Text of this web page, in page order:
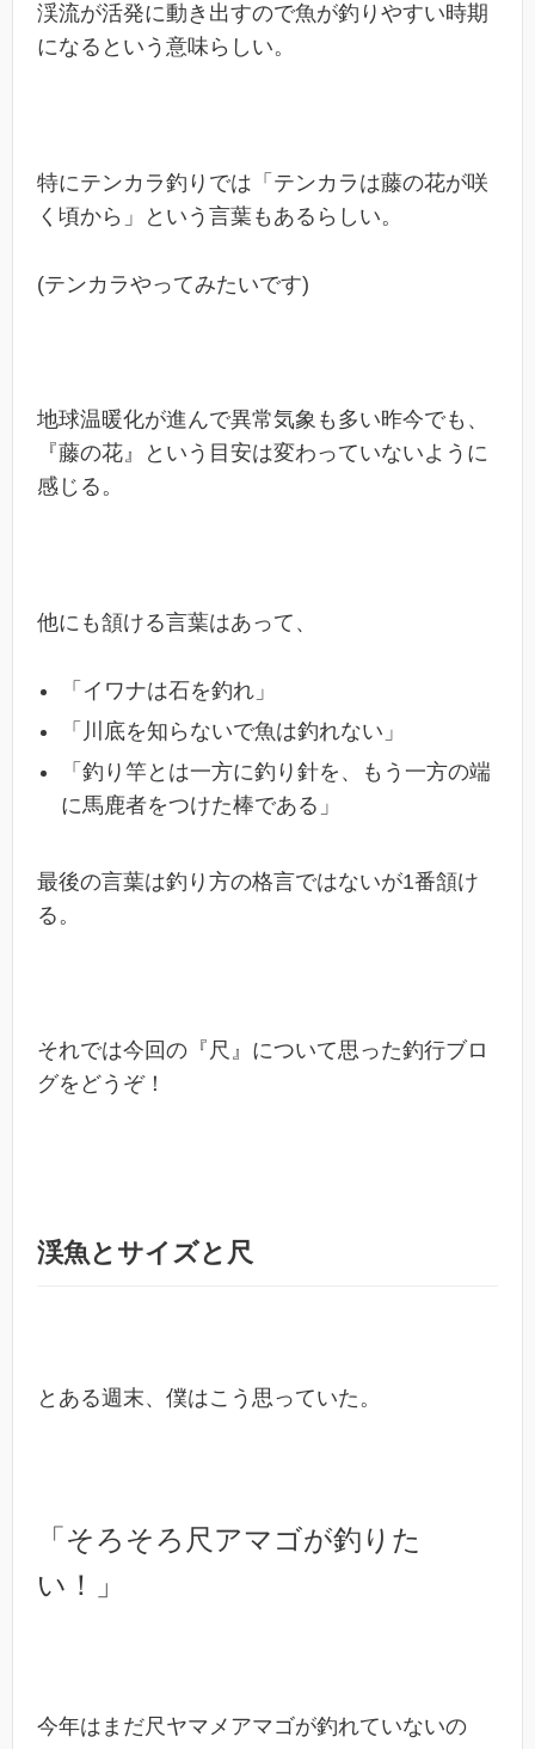
渓流が活発に動き出すので魚が釣りやすい時期
になるという意味らしい。
特にテンカラ釣りでは「テンカラは藤の花が咲
く頃から」という言葉もあるらしい。
(テンカラやってみたいです)
地球温暖化が進んで異常気象も多い昨今でも、
『藤の花』という目安は変わっていないように
感じる。
他にも頷ける言葉はあって、
「イワナは石を釣れ」
「川底を知らないで魚は釣れない」
「釣り竿とは一方に釣り針を、もう一方の端
に馬鹿者をつけた棒である」
最後の言葉は釣り方の格言ではないが1番頷け
る。
それでは今回の『尺』について思った釣行ブロ
グをどうぞ！
渓魚とサイズと尺
とある週末、僕はこう思っていた。
「そろそろ尺アマゴが釣りた
い！」
今年はまだ尺ヤマメアマゴが釣れていないの